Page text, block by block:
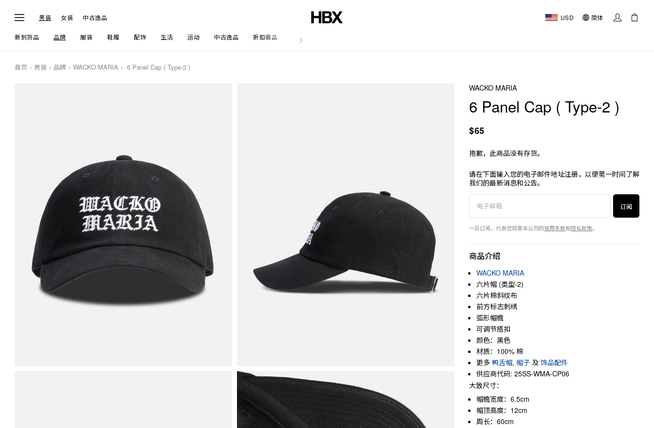
男装 女装 中古逸品 USD 简体
新到货品 品牌 服装 鞋履 配饰 生活 运动 中古逸品 折扣商品 文章
首页 男装 品牌 WACKO MARIA 6 Panel Cap ( Type-2 )
WACKO MARIA
6 Panel Cap ( Type-2 )
$65
抱歉，此商品没有存货。
请在下面输入您的电子邮件地址注册，以便第一时间了解
我们的最新消息和公告。
订阅
一旦订阅，代表您同意本公司的使用条款和隐私政策。
商品介绍
WACKO MARIA
六片帽 (类型-2)
六片棉斜纹布
前方标志刺绣
弧形帽檐
可调节搭扣
颜色：黑色
材质：100% 棉
更多 鸭舌帽, 帽子 及 饰品配件
供应商代码: 25SS-WMA-CP06
大致尺寸：
帽檐宽度：6.5cm
帽顶高度：12cm
周长：60cm